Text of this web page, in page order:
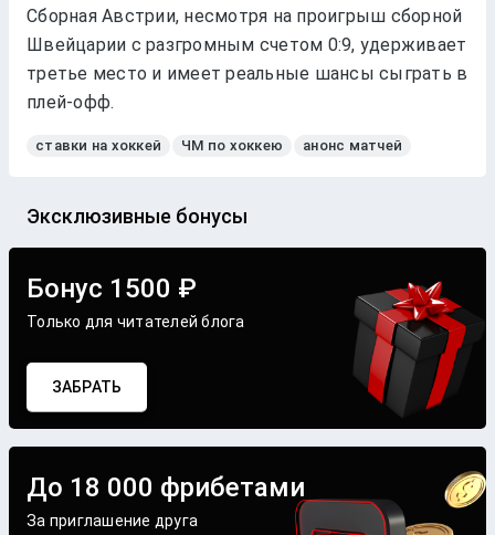
Сборная Австрии, несмотря на проигрыш сборной
Швейцарии с разгромным счетом 0:9, удерживает
третье место и имеет реальные шансы сыграть в
плей-офф.
ставки на хоккей ЧМ по хоккею анонс матчей
Эксклюзивные бонусы
Бонус 1500 ₽
Только для читателей блога
ЗАБРАТЬ
До 18 000 фрибетами
За приглашение друга